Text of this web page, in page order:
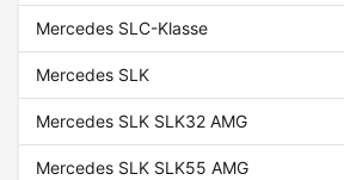
Mercedes SLC-Klasse
Mercedes SLK
Mercedes SLK SLK32 AMG
Mercedes SLK SLK55 AMG